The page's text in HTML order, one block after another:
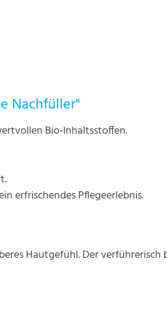
Nachfüller"
Bio-Inhaltsstoffen.
erfrischendes Pflegeerlebnis.
Hautgefühl. Der